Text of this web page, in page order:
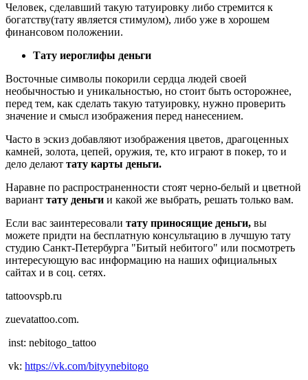
Человек, сделавший такую татуировку либо стремится к
богатству(тату является стимулом), либо уже в хорошем
финансовом положении.
Тату иероглифы деньги
Восточные символы покорили сердца людей своей
необычностью и уникальностью, но стоит быть осторожнее,
перед тем, как сделать такую татуировку, нужно проверить
значение и смысл изображения перед нанесением.
Часто в эскиз добавляют изображения цветов, драгоценных
камней, золота, цепей, оружия, те, кто играют в покер, то и
дело делают тату карты деньги.
Наравне по распространенности стоят черно-белый и цветной
вариант тату деньги и какой же выбрать, решать только вам.
Если вас заинтересовали тату приносящие деньги, вы
можете придти на бесплатную консультацию в лучшую тату
студию Санкт-Петербурга "Битый небитого" или посмотреть
интересующую вас информацию на наших официальных
сайтах и в соц. сетях.
tattoovspb.ru
zuevatattoo.com.
inst: nebitogo_tattoo
vk: https://vk.com/bityynebitogo